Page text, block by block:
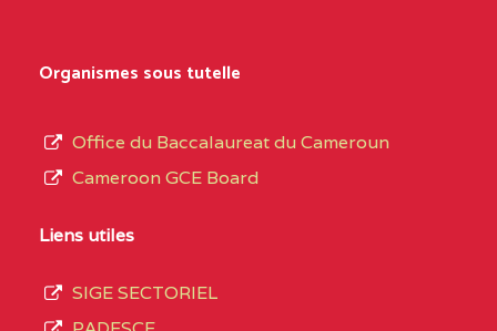
CENTRE
COLLEGE ONANA
CENTRE
du
de
Organismes sous tutelle
Office du Baccalaureat du Cameroun
Cameroon GCE Board
Liens utiles
SIGE SECTORIEL